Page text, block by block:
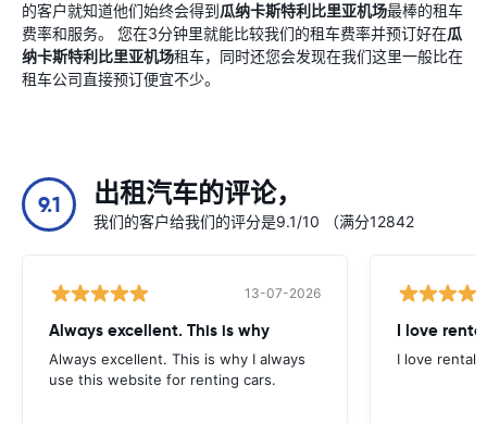
的客户就知道他们始终会得到瓜纳卡斯特利比里亚机场最棒的租车
费率和服务。 您在3分钟里就能比较我们的租车费率并预订好在瓜
纳卡斯特利比里亚机场租车，同时还您会发现在我们这里一般比在
租车公司直接预订便宜不少。
9.1 出租汽车的评论，
我们的客户给我们的评分是9.1/10 （满分12842
13-07-2026
Always excellent. This is why
Always excellent. This is why I always
use this website for renting cars.
I love
I love rental